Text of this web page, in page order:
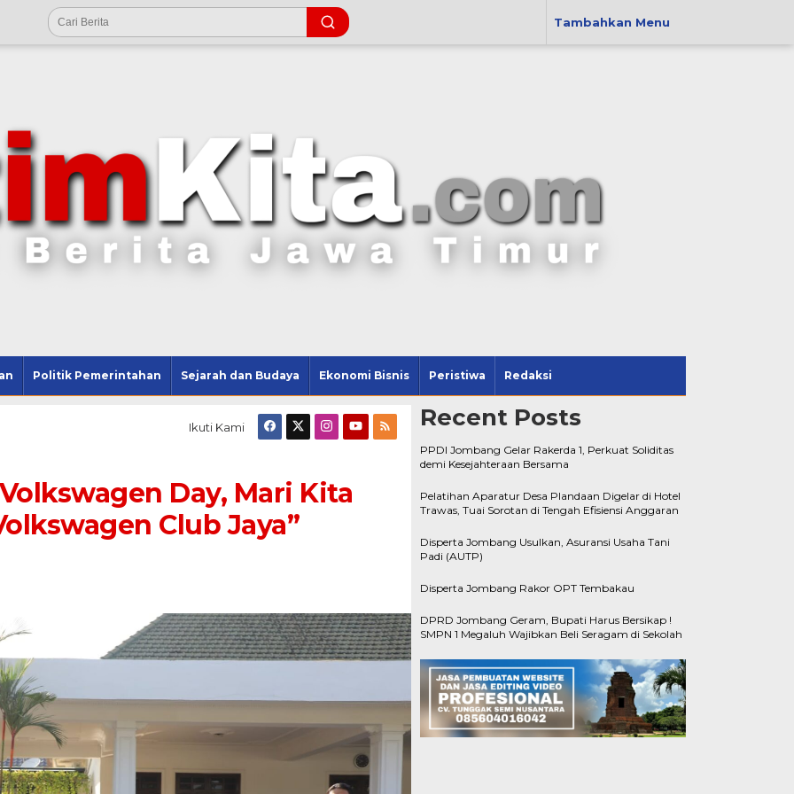
Tambahkan Menu
Politik Pemerintahan Sejarah dan Budaya Ekonomi Bisnis Peristiwa Redaksi
Ikuti Kami
Day, Mari Kita
Club Jaya”
Recent Posts
PPDI Jombang Gelar Rakerda 1, Perkuat Soliditas
demi Kesejahteraan Bersama
Pelatihan Aparatur Desa Plandaan Digelar di Hotel
Trawas, Tuai Sorotan di Tengah Efisiensi Anggaran
Disperta Jombang Usulkan, Asuransi Usaha Tani
Padi (AUTP)
Disperta Jombang Rakor OPT Tembakau
DPRD Jombang Geram, Bupati Harus Bersikap !
SMPN 1 Megaluh Wajibkan Beli Seragam di Sekolah